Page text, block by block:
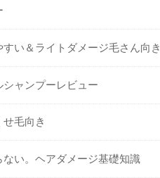
すい＆ライトダメージ毛さん向き
シャンプーレビュー
毛向き
ない。ヘアダメージ基礎知識